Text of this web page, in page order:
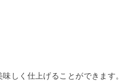
しく仕上げることができます。